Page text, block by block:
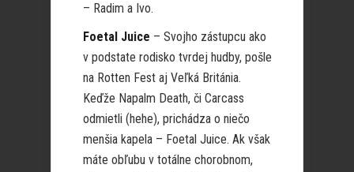
– Radim a Ivo.
Foetal Juice – Svojho zástupcu ako
v podstate rodisko tvrdej hudby, pošle
na Rotten Fest aj Veľká Británia.
Keďže Napalm Death, či Carcass
odmietli (hehe), prichádza o niečo
menšia kapela – Foetal Juice. Ak však
máte obľubu v totálne chorobnom,